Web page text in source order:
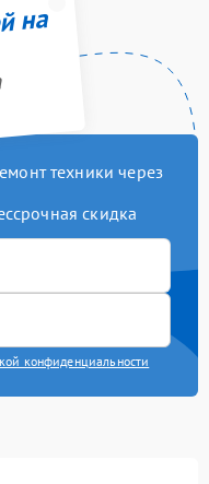
на
техники через
скидка
конфиденциальности